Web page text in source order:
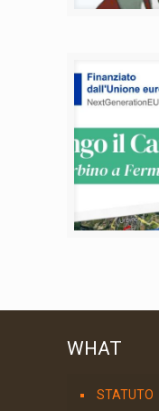
WHAT
STATUTO